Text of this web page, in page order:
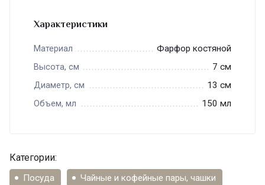
Характеристики
Материал Фарфор костяной
Высота, см 7 см
Диаметр, см 13 см
Объем, мл 150 мл
Категории:
Посуда Чайные и кофейные пары, чашки